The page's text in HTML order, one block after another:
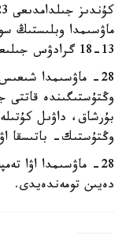
ماۋسىمدا وبلىستىڭ
13-18 گرادۋس جىلىعا دەيىن تومەندەيدى.
28- ماۋسىمدا
وڭتۇستىگىندە قاتتى
بۇرشاق، داۋىل
وڭتۇستىك- باتىسقا اۋىسىپ،
دەيىن تومەندەيدى.